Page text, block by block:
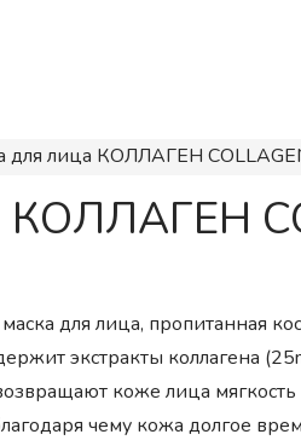
лица КОЛЛАГЕН
КОЛЛАГЕН
для лица, пропитанная
экстракты коллагена
коже лица мягкость
чему кожа долгое